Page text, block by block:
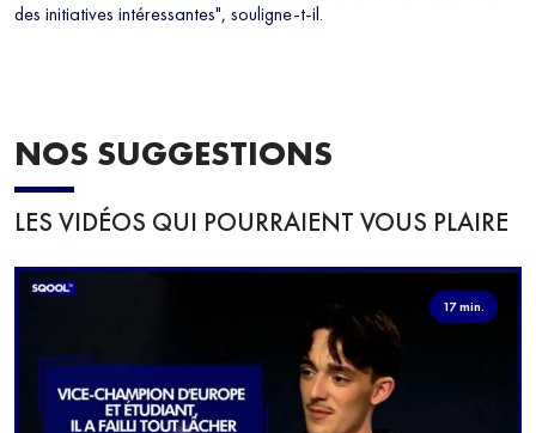
des initiatives intéressantes", souligne-t-il.
NOS SUGGESTIONS
LES VIDÉOS QUI POURRAIENT VOUS PLAIRE
17 min.